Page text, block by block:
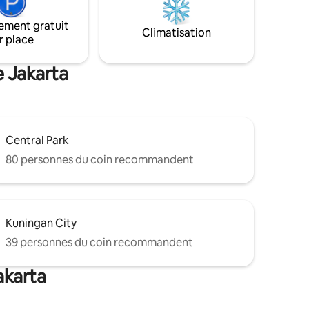
mini-
et
les familles, les petits groupes, les
hommes d'affaires et les voyageurs
Imaginez : quand vous séjournez à
sur Monas !
gratuit
place
Climatisation
Jakarta
Central Park
80 personnes du coin recommandent
Kuningan City
39 personnes du coin recommandent